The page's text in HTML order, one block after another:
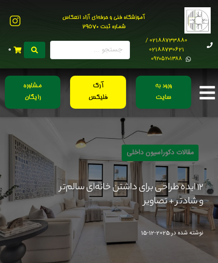
آموزشگاه فنی و حرفه‌ای آزاد انعکاس
شماره ثبت 29570
02188733880 /
02188730621
0۹۲۰۵۲۰۱۳۸۸
0
ورود به
سایت
آرک
فلیکس
مشاوره
رایگان
مقالات دکوراسیون داخلی
۱۲ ایده طراحی برای داشتن خانه‌ای سالم‌تر
و شادتر + تصاویر
نوشته شده در2025-12-15